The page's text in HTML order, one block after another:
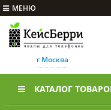
МЕНЮ
г Москва
КАТАЛОГ